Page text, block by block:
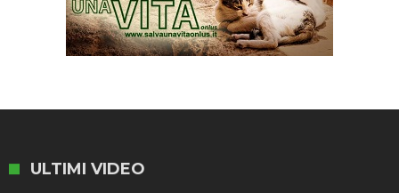
ULTIMI VIDEO